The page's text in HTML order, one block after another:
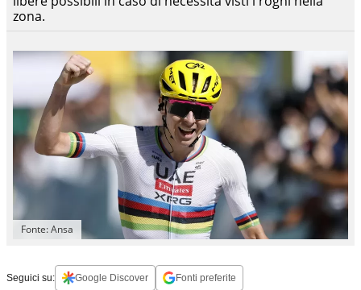
zona.
Fonte: Ansa
Seguici su: Google Discover Fonti preferite